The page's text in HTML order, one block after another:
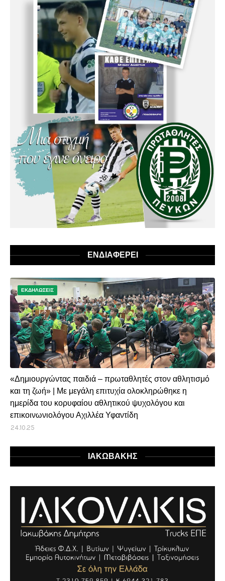
ΕΝΔΙΑΦΕΡΕΙ
ΕΚΔΗΛΩΣΕΙΣ
«Δημιουργώντας παιδιά – πρωταθλητές στον αθλητισμό
και τη ζωή» | Με μεγάλη επιτυχία ολοκληρώθηκε η
ημερίδα του κορυφαίου αθλητικού ψυχολόγου και
επικοινωνιολόγου Αχιλλέα Υφαντίδη
24.10.25
ΙΑΚΩΒΑΚΗΣ